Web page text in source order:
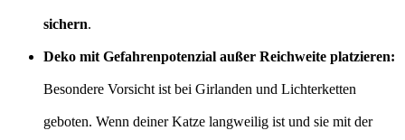
sichern.
Deko mit Gefahrenpotenzial außer Reichweite platzieren:
Besondere Vorsicht ist bei Girlanden und Lichterketten
geboten. Wenn deiner Katze langweilig ist und sie mit der